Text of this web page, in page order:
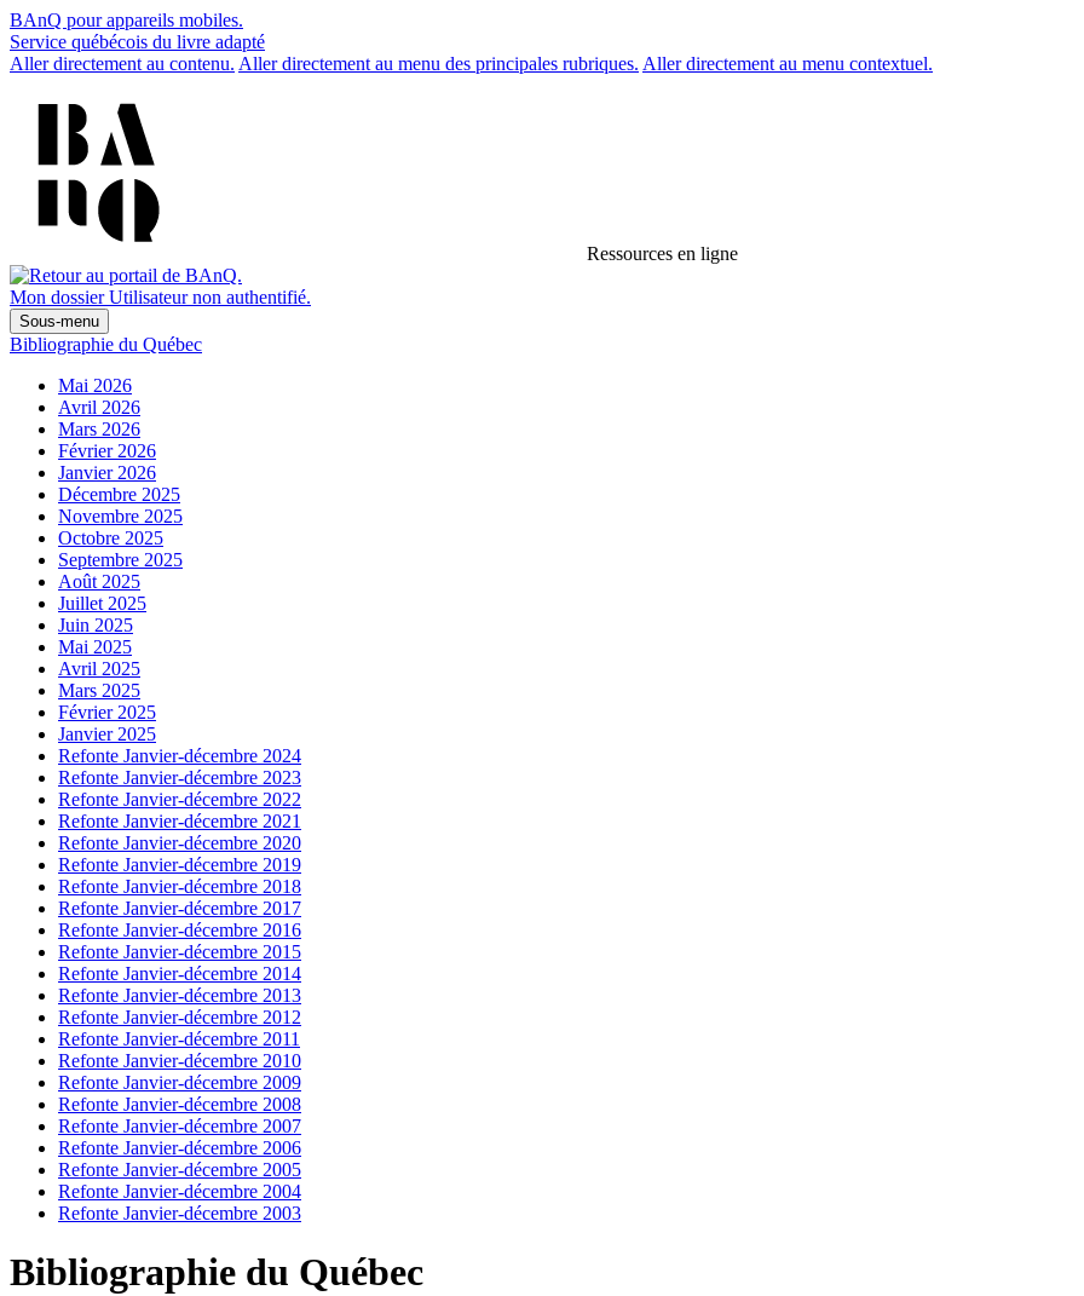
BAnQ pour appareils mobiles.
Service québécois du livre adapté
Aller directement au contenu. Aller directement au menu des principales rubriques. Aller directement au menu contextuel.
Ressources en ligne
Mon dossier Utilisateur non authentifié.
Sous-menu
Bibliographie du Québec
Mai 2026
Avril 2026
Mars 2026
Février 2026
Janvier 2026
Décembre 2025
Novembre 2025
Octobre 2025
Septembre 2025
Août 2025
Juillet 2025
Juin 2025
Mai 2025
Avril 2025
Mars 2025
Février 2025
Janvier 2025
Refonte Janvier-décembre 2024
Refonte Janvier-décembre 2023
Refonte Janvier-décembre 2022
Refonte Janvier-décembre 2021
Refonte Janvier-décembre 2020
Refonte Janvier-décembre 2019
Refonte Janvier-décembre 2018
Refonte Janvier-décembre 2017
Refonte Janvier-décembre 2016
Refonte Janvier-décembre 2015
Refonte Janvier-décembre 2014
Refonte Janvier-décembre 2013
Refonte Janvier-décembre 2012
Refonte Janvier-décembre 2011
Refonte Janvier-décembre 2010
Refonte Janvier-décembre 2009
Refonte Janvier-décembre 2008
Refonte Janvier-décembre 2007
Refonte Janvier-décembre 2006
Refonte Janvier-décembre 2005
Refonte Janvier-décembre 2004
Refonte Janvier-décembre 2003
Bibliographie du Québec